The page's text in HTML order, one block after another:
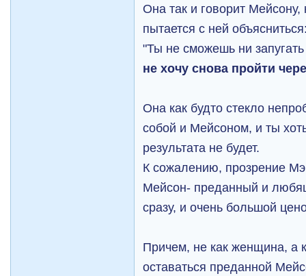
Она так и говорит
пытается с ней
"Ты не сможешь ни
не хочу снова пройти
Она как будто стекло
собой и Мейсоном, и ты
результата не будет.
К сожалению, прозрение
Мейсон- преданный и
сразу, и очень большой
Причем, не как женщина, а
оставаться преданной